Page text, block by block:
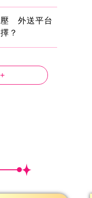
壓 外送平台
？